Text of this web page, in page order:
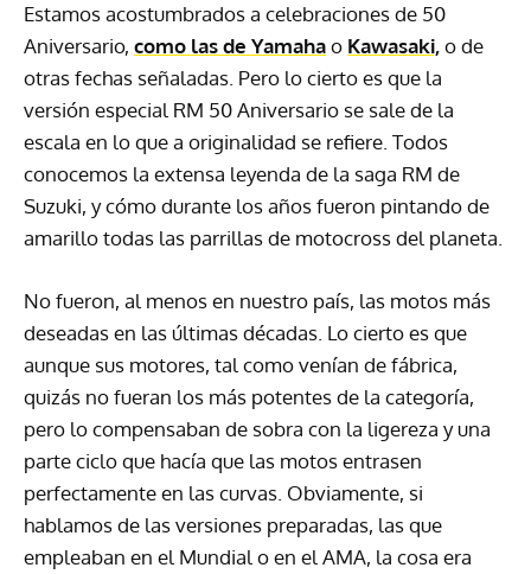
Estamos acostumbrados a celebraciones de 50
Aniversario, como las de Yamahao Kawasaki,o de
otras fechas señaladas. Pero lo cierto es que la
versión especial RM 50 Aniversario se sale de la
escala en lo que a originalidad se refiere. Todos
conocemos la extensa leyenda de la saga RM de
Suzuki, y cómo durante los años fueron pintando de
amarillo todas las parrillas de motocross del planeta.
No fueron, al menos en nuestro país, las motos más
deseadas en las últimas décadas. Lo cierto es que
aunque sus motores, tal como venían de fábrica,
quizás no fueran los más potentes de la categoría,
pero lo compensaban de sobra con la ligereza y una
parte ciclo que hacía que las motos entrasen
perfectamente en las curvas. Obviamente, si
hablamos de las versiones preparadas, las que
empleaban en el Mundial o en el AMA, la cosa era